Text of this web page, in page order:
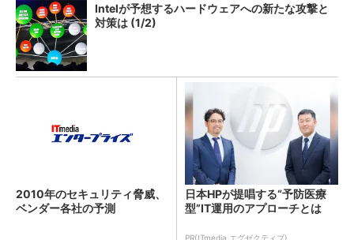
Intelが予想するハードウェアへの新たな攻撃と
対策は (1/2)
2010年のセキュリティ脅威、
ベンダー各社の予測
日本HPが提唱する“予防医療
型”IT運用のアプローチとは
PR(ITmedia エグゼクティブ)